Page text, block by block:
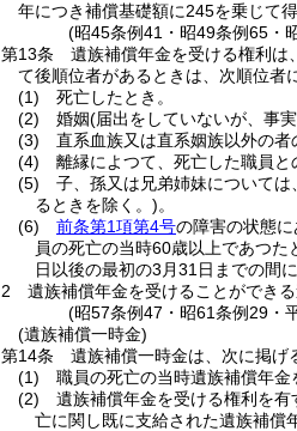
年につき補償基礎額に245を乗じて
(昭45条例41・昭49条例65・
第13条
遺族補償年金を受ける権利は
て後順位者があるときは、次順位者
(1)
死亡したとき。
(2)
婚姻(届出をしていないが、事
(3)
直系血族又は直系姻族以外の者
(4)
離縁によつて、死亡した職員と
(5)
子、孫又は兄弟姉妹について
るときを除く。)。
(6)
前条第1項第4号の障害の状態
員の死亡の当時60歳以上であつ
日以後の最初の3月31日までの間
2
遺族補償年金を受けることができ
(昭57条例47・昭61条例29・
(遺族補償一時金)
第14条
遺族補償一時金は、次に掲げ
(1)
職員の死亡の当時遺族補償年金
(2)
遺族補償年金を受ける権利を
亡に関し既に支給された遺族補償